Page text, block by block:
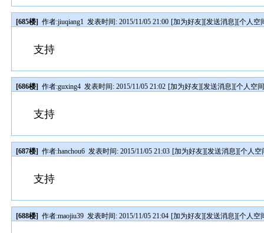
[685楼] 作者:jiuqiang1 发表时间: 2015/11/05 21:00 [加为好友][发送消息][个人空
支持
[686楼] 作者:guxing4 发表时间: 2015/11/05 21:02 [加为好友][发送消息][个人空
支持
[687楼] 作者:hanchou6 发表时间: 2015/11/05 21:03 [加为好友][发送消息][个人空
支持
[688楼] 作者:maojiu39 发表时间: 2015/11/05 21:04 [加为好友][发送消息][个人空